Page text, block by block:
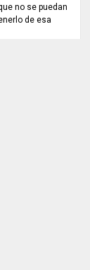
no se puedan
de esa